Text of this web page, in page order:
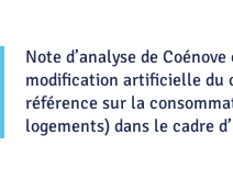
Note d’analyse de
modification artificielle du
référence sur la
logements) dans le cadre